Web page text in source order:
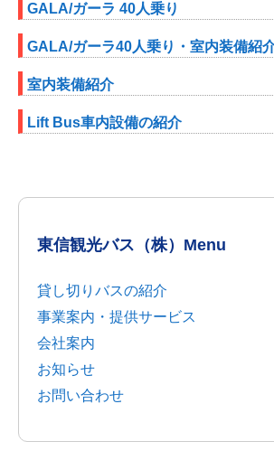
GALA/ガーラ 40人乗り
GALA/ガーラ40人乗り・室内装備紹
室内装備紹介
Lift Bus車内設備の紹介
東信観光バス（株）Menu
貸し切りバスの紹介
事業案内・提供サービス
会社案内
お知らせ
お問い合わせ